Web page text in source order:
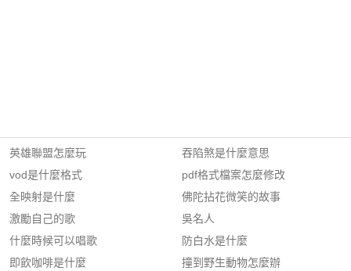
英雄聯盟怎麼玩
vod是什麼格式
全映射是什麼
激勵自己的歌
什麼時候可以唱歌
即飲咖啡是什麼
吞陷煞是什麼意思
pdf格式檔案怎麼修改
佛陀拈花微笑的故事
吳名人
防白水是什麼
撞到野生動物怎麼辦